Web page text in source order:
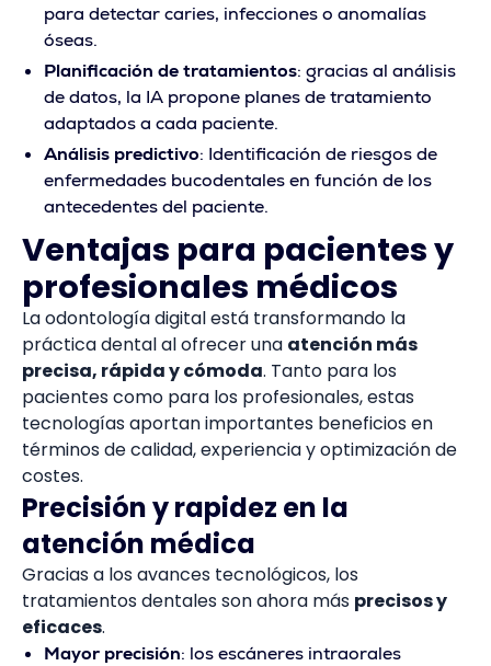
para detectar caries, infecciones o anomalías
óseas.
Planificación de tratamientos: gracias al análisis
de datos, la IA propone planes de tratamiento
adaptados a cada paciente.
Análisis predictivo: Identificación de riesgos de
enfermedades bucodentales en función de los
antecedentes del paciente.
Ventajas para pacientes y
profesionales médicos
La odontología digital está transformando la
práctica dental al ofrecer una atención más
precisa, rápida y cómoda. Tanto para los
pacientes como para los profesionales, estas
tecnologías aportan importantes beneficios en
términos de calidad, experiencia y optimización de
costes.
Precisión y rapidez en la
atención médica
Gracias a los avances tecnológicos, los
tratamientos dentales son ahora más precisos y
eficaces.
Mayor precisión: los escáneres intraorales